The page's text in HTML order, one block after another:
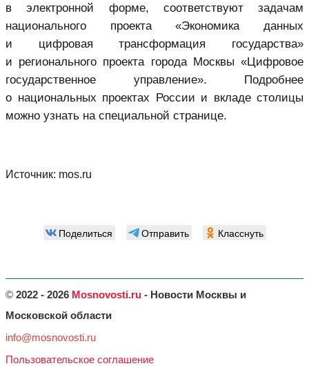
в электронной форме, соответствуют задачам
национального проекта «Экономика данных
и цифровая трансформация государства»
и регионального проекта города Москвы «Цифровое
государственное управление». Подробнее
о национальных проектах России и вкладе столицы
можно узнать на специальной странице.
Источник: mos.ru
Поделиться Отправить Класснуть
© 2022 - 2026 Mosnovosti.ru - Новости Москвы и
Московской области
info@mosnovosti.ru
Пользовательское соглашение